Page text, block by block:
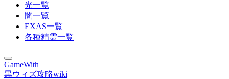
光一覧
闇一覧
EXAS一覧
各種精霊一覧
GameWith
黒ウィズ攻略wiki